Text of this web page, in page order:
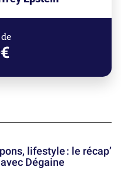
lifestyle : le récap’
Dégaine